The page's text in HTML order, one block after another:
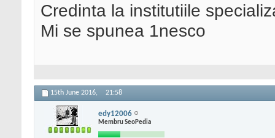
Credinta la institutiile
Mi se spunea 1nesco
15th June 2016, 21:58
edy12006
Membru SeoPedia